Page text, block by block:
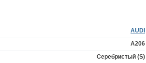
AUDI
A206
Серебристый (S)